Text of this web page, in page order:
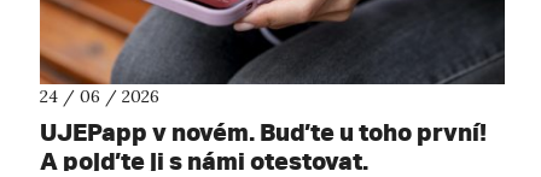
24 / 06 / 2026
UJEPapp v novém. Buďte u toho první!
A pojďte ji s námi otestovat.